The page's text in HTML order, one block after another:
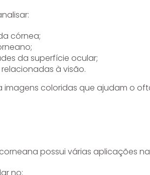
córnea;
da superfície ocular;
à visão.
imagens coloridas que ajudam o
possui várias aplicações
no: